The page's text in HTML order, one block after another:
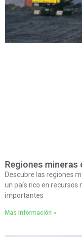
Regiones mineras
Descubre las regiones
un país rico en recursos
importantes
Mas Información »